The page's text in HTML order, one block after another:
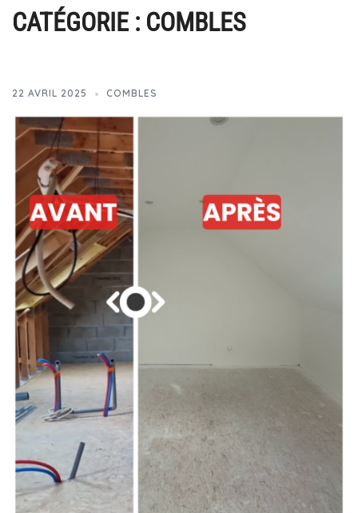
CATÉGORIE : COMBLES
22 AVRIL 2025 COMBLES